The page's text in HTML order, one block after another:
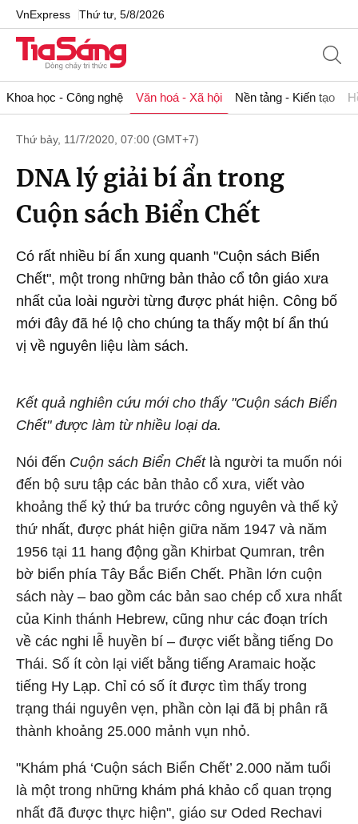
VnExpress Thứ tư, 5/8/2026
Khoa học - Công nghệ Văn hoá - Xã hội Nền tảng - Kiến tạo
Thứ bảy, 11/7/2020, 07:00 (GMT+7)
DNA lý giải bí ẩn trong
Cuộn sách Biển Chết
Có rất nhiều bí ẩn xung quanh "Cuộn sách Biển
Chết", một trong những bản thảo cổ tôn giáo xưa
nhất của loài người từng được phát hiện. Công bố
mới đây đã hé lộ cho chúng ta thấy một bí ẩn thú
vị về nguyên liệu làm sách.
Kết quả nghiên cứu mới cho thấy "Cuộn sách Biển
Chết" được làm từ nhiều loại da.
Nói đến Cuộn sách Biển Chếtlà người ta muốn nói
đến bộ sưu tập các bản thảo cổ xưa, viết vào
khoảng thế kỷ thứ ba trước công nguyên và thế kỷ
thứ nhất, được phát hiện giữa năm 1947 và năm
1956 tại 11 hang động gần Khirbat Qumran, trên
bờ biển phía Tây Bắc Biển Chết. Phần lớn cuộn
sách này – bao gồm các bản sao chép cổ xưa nhất
của Kinh thánh Hebrew, cũng như các đoạn trích
về các nghi lễ huyền bí – được viết bằng tiếng Do
Thái. Số ít còn lại viết bằng tiếng Aramaic hoặc
tiếng Hy Lạp. Chỉ có số ít được tìm thấy trong
trạng thái nguyên vẹn, phần còn lại đã bị phân rã
thành khoảng 25.000 mảnh vụn nhỏ.
"Khám phá ‘Cuộn sách Biển Chết’ 2.000 năm tuổi
là một trong những khám phá khảo cổ quan trọng
nhất đã được thực hiện", giáo sư Oded Rechavi